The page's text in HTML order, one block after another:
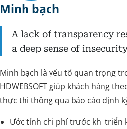
Minh bạch
A lack of transparency
a deep sense of
Minh bạch là yếu tố quan trọng
HDWEBSOFT giúp khách hàng
thực thi thông qua báo cáo định
Ước tính chi phí trước khi triển